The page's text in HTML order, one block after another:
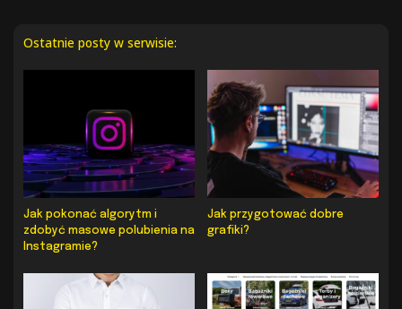
Ostatnie posty w serwisie:
Jak pokonać algorytm i
zdobyć masowe polubienia na
Instagramie?
Jak przygotować dobre
grafiki?